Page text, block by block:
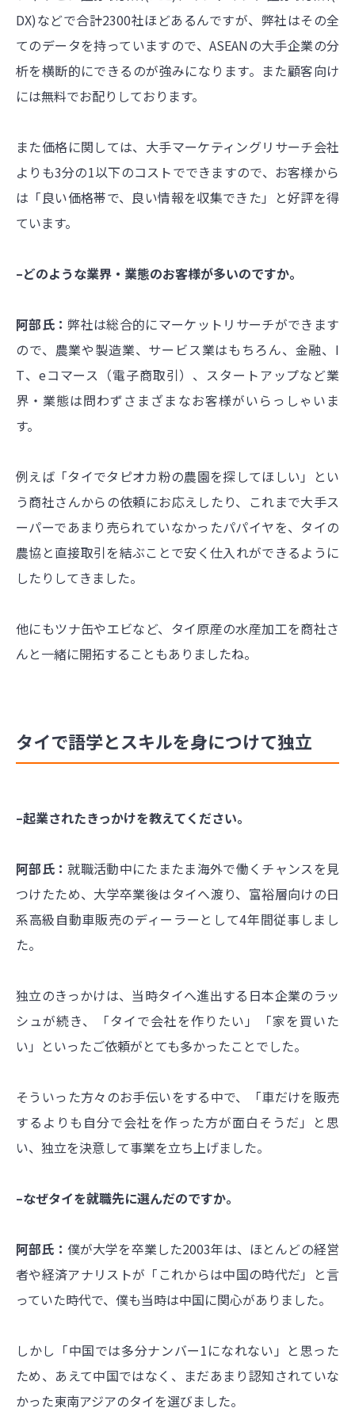
DX)などで合計2300社ほどあるんですが、弊社はその全
てのデータを持っていますので、ASEANの大手企業の分
析を横断的にできるのが強みになります。また顧客向け
には無料でお配りしております。
また価格に関しては、大手マーケティングリサーチ会社
よりも3分の1以下のコストでできますので、お客様から
は「良い価格帯で、良い情報を収集できた」と好評を得
ています。
–どのような業界・業態のお客様が多いのですか。
阿部氏：弊社は総合的にマーケットリサーチができます
ので、農業や製造業、サービス業はもちろん、金融、I
T、eコマース（電子商取引）、スタートアップなど業
界・業態は問わずさまざまなお客様がいらっしゃいま
す。
例えば「タイでタピオカ粉の農園を探してほしい」とい
う商社さんからの依頼にお応えしたり、これまで大手ス
ーパーであまり売られていなかったパパイヤを、タイの
農協と直接取引を結ぶことで安く仕入れができるように
したりしてきました。
他にもツナ缶やエビなど、タイ原産の水産加工を商社さ
んと一緒に開拓することもありましたね。
タイで語学とスキルを身につけて独立
–起業されたきっかけを教えてください。
阿部氏：就職活動中にたまたま海外で働くチャンスを見
つけたため、大学卒業後はタイへ渡り、富裕層向けの日
系高級自動車販売のディーラーとして4年間従事しまし
た。
独立のきっかけは、当時タイへ進出する日本企業のラッ
シュが続き、「タイで会社を作りたい」「家を買いた
い」といったご依頼がとても多かったことでした。
そういった方々のお手伝いをする中で、「車だけを販売
するよりも自分で会社を作った方が面白そうだ」と思
い、独立を決意して事業を立ち上げました。
–なぜタイを就職先に選んだのですか。
阿部氏： 僕が大学を卒業した2003年は、ほとんどの経営
者や経済アナリストが「これからは中国の時代だ」と言
っていた時代で、僕も当時は中国に関心がありました。
しかし「中国では多分ナンバー1になれない」と思った
ため、あえて中国ではなく、まだあまり認知されていな
かった東南アジアのタイを選びました。